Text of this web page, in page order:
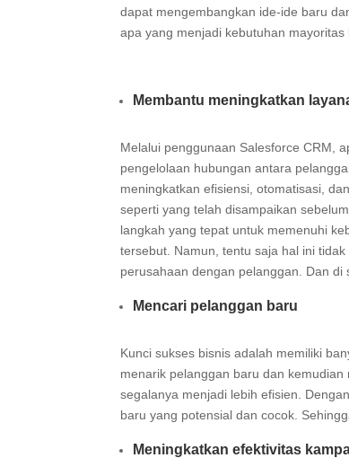
dapat mengembangkan ide-ide baru
apa yang menjadi kebutuhan mayoritas
Membantu meningkatkan
Melalui penggunaan Salesforce CRM,
pengelolaan hubungan antara
meningkatkan efisiensi, otomatisasi,
seperti yang telah disampaikan
langkah yang tepat untuk memenuhi
tersebut. Namun, tentu saja hal ini
perusahaan dengan pelanggan. Dan di
Mencari pelanggan baru
Kunci sukses bisnis adalah memiliki
menarik pelanggan baru dan
segalanya menjadi lebih efisien.
baru yang potensial dan cocok.
Meningkatkan efektivitas